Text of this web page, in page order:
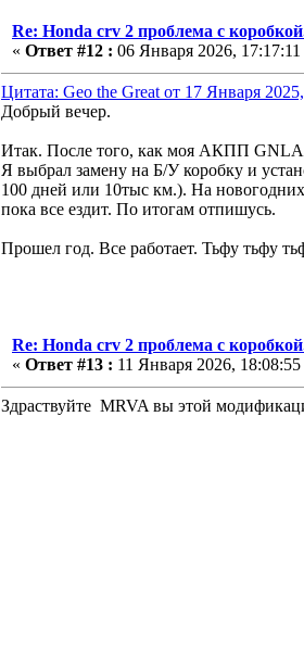
Re: Honda crv 2 проблема с
« Ответ #12 : 06 Января 2026, 17:17:11
Цитата: Geo the Great от 17 Января
Добрый вечер.
Итак. После того, как моя АКПП
Я выбрал замену на Б/У коробку и
100 дней или 10тыс км.). На
пока все ездит. По итогам отпишусь.
Прошел год. Все работает. Тьфу тьфу
Re: Honda crv 2 проблема с
« Ответ #13 : 11 Января 2026, 18:08:55
Здраствуйте MRVA вы этой